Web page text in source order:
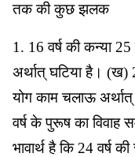
तक की कुछ झलक
1. 16 वर्ष की कन्या
अर्थात् घटिया है। (ख)
योग काम चलाऊ
वर्ष के पुरूष का विवाह
भावार्थ है कि 24 वर्ष